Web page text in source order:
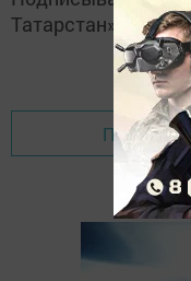
Татарстан»
Перейти